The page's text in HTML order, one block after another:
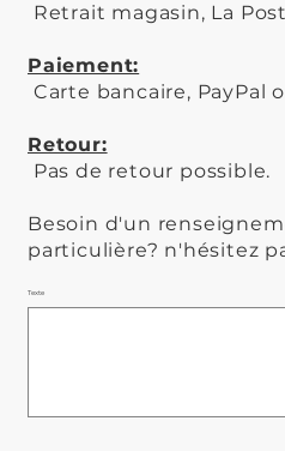
Retrait magasin, La
Paiement:
Carte bancaire, PayPal
Retour:
Pas de retour possible.
Besoin d'un
particulière? n'hésitez
Texte